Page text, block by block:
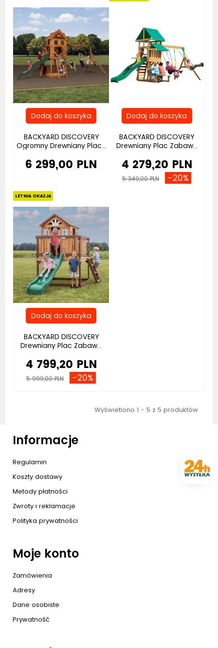
BACKYARD DISCOVERY
Ogromny Drewniany Plac...
6 299,00 PLN
BACKYARD DISCOVERY
Drewniany Plac Zabaw...
4 279,20 PLN
5 349,00 PLN -20%
LETNIA OKAZJA
BACKYARD DISCOVERY
Drewniany Plac Zabaw...
4 799,20 PLN
5 999,00 PLN -20%
Wyświetlono 1 - 5 z 5 produktów
Informacje
Regulamin
Koszty dostawy
Metody płatności
Zwroty i reklamacje
Polityka prywatności
Moje konto
Zamówienia
Adresy
Dane osobiste
Prywatność